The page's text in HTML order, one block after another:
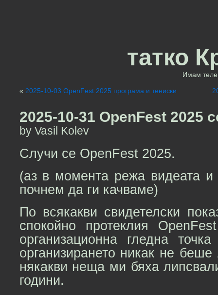
татко
Имам теле
« 2025-10-03 OpenFest 2025 програма и тениски
2025-10-31 OpenFest 2025
by Vasil Kolev
Случи се OpenFest 2025.
(аз в момента режа видеата
почнем да ги качваме)
По всякакви свидетелски
спокойно протеклия
организационна гледна
организирането никак не
някакви неща ми бяха
години.